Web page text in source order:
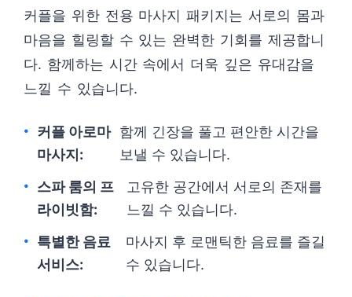
커플을 위한 전용 마사지 패키지는 서로의 몸과
마음을 힐링할 수 있는 완벽한 기회를 제공합니
다. 함께하는 시간 속에서 더욱 깊은 유대감을
느낄 수 있습니다.
커플 아로마
마사지:
함께 긴장을 풀고 편안한 시간을
보낼 수 있습니다.
스파 룸의 프
라이빗함:
고유한 공간에서 서로의 존재를
느낄 수 있습니다.
특별한 음료
서비스:
마사지 후 로맨틱한 음료를 즐길
수 있습니다.